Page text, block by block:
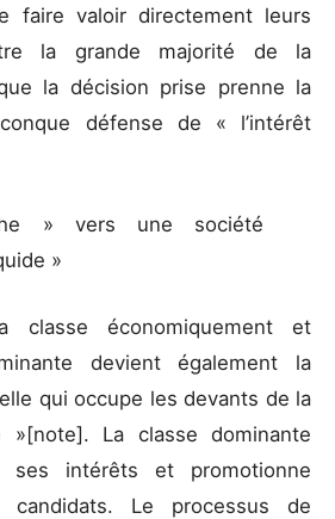
faire valoir directement leurs
la grande majorité de la
la décision prise prenne la
défense de « l’intérêt
» vers une société
»
classe économiquement et
devient également la
qui occupe les devants de la
»[note]. La classe dominante
ses intérêts et promotionne
candidats. Le processus de